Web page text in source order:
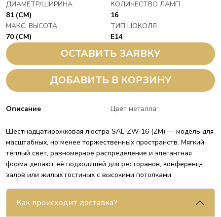
ДИАМЕТР/ШИРИНА
81 (СМ)
КОЛИЧЕСТВО ЛАМП
16
МАКС. ВЫСОТА
70 (СМ)
ТИП ЦОКОЛЯ
E14
ОСТАВИТЬ ЗАЯВКУ
ДОБАВИТЬ В КОРЗИНУ
Описание Цвет металла
Шестнадцатирожковая люстра SAL-ZW-16 (ZM) — модель для
масштабных, но менее торжественных пространств. Мягкий
тёплый свет, равномерное распределение и элегантная
форма делают её подходящей для ресторанов, конференц-
залов или жилых гостиных с высокими потолками.
Как происходит доставка?